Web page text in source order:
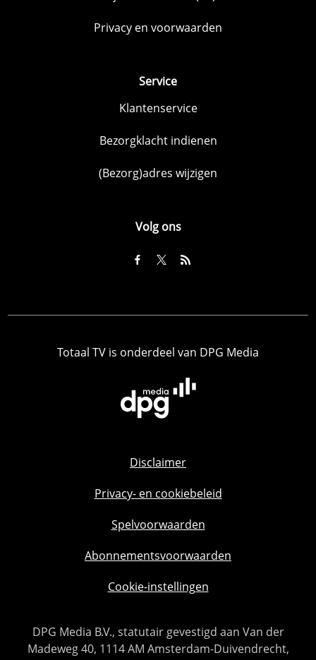
Privacy en voorwaarden
Service
Klantenservice
Bezorgklacht indienen
(Bezorg)adres wijzigen
Volg ons
Totaal TV is onderdeel van DPG Media
Disclaimer
Privacy- en cookiebeleid
Spelvoorwaarden
Abonnementsvoorwaarden
Cookie-instellingen
DPG Media B.V., statutair gevestigd aan Van der
Madeweg 40, 1114 AM Amsterdam-Duivendrecht,